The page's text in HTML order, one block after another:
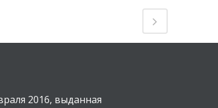
2016, выданная